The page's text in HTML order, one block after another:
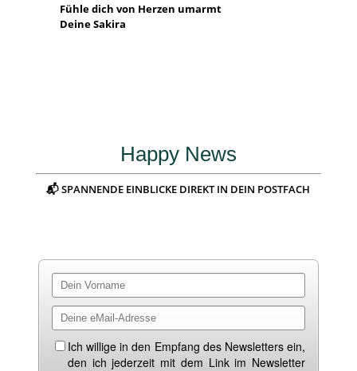
Fühle dich von Herzen umarmt
Deine Sakira
Happy News
📬 SPANNENDE EINBLICKE DIREKT IN DEIN POSTFACH